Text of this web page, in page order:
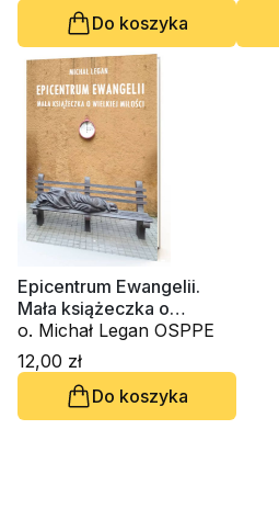
Do koszyka
Epicentrum Ewangelii.
Mała książeczka o
wielkiej miłości
o. Michał Legan OSPPE
12,00 zł
Do koszyka